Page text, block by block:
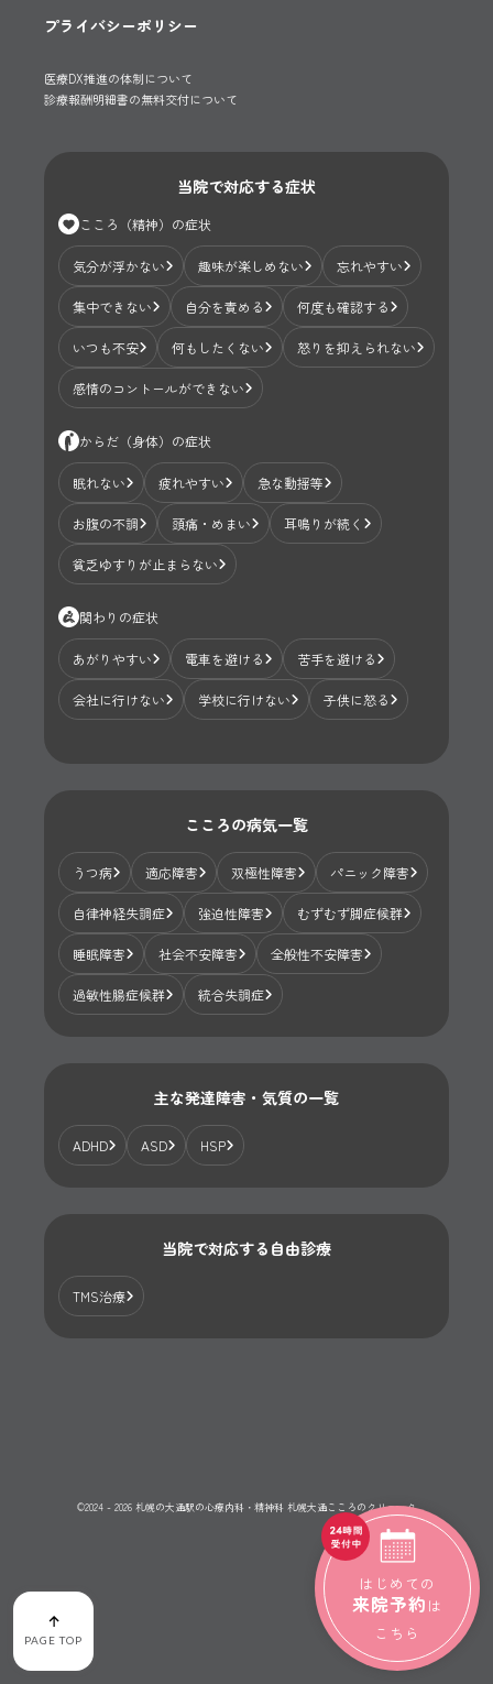
PAGE TOP
はじめての
来院予約 は
こちら
プライバシーポリシー
医療DX推進の体制について
診療報酬明細書の無料交付について
©2024 - 2026 札幌の大通駅の心療内科・精神科 札幌大通こころのクリニック
当院で対応する症状
こころ（精神）の症状
気分が浮かない 趣味が楽しめない 忘れやすい
集中できない 自分を責める 何度も確認する
いつも不安 何もしたくない 怒りを抑えられない
感情のコントールができない
からだ（身体）の症状
眠れない 疲れやすい 急な動揺等
お腹の不調 頭痛・めまい 耳鳴りが続く
貧乏ゆすりが止まらない
関わりの症状
あがりやすい 電車を避ける 苦手を避ける
会社に行けない 学校に行けない 子供に怒る
こころの病気一覧
うつ病 適応障害 双極性障害 パニック障害
自律神経失調症 強迫性障害 むずむず脚症候群
睡眠障害 社会不安障害 全般性不安障害
過敏性腸症候群 統合失調症
主な発達障害・気質の一覧
ADHD ASD HSP
当院で対応する自由診療
TMS治療